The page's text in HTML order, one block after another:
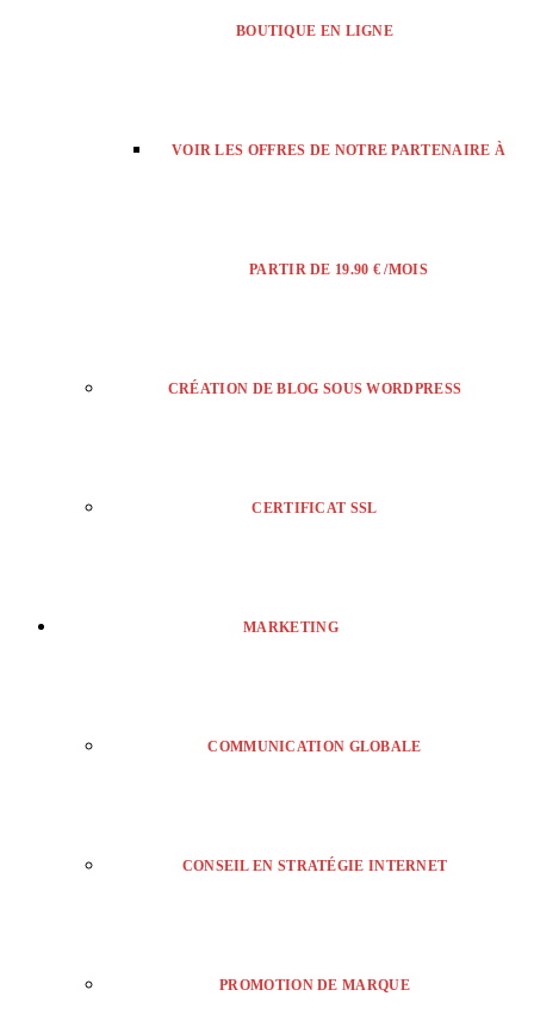
BOUTIQUE EN LIGNE
VOIR LES OFFRES DE NOTRE PARTENAIRE À
PARTIR DE 19.90 € /MOIS
CRÉATION DE BLOG SOUS WORDPRESS
CERTIFICAT SSL
MARKETING
COMMUNICATION GLOBALE
CONSEIL EN STRATÉGIE INTERNET
PROMOTION DE MARQUE